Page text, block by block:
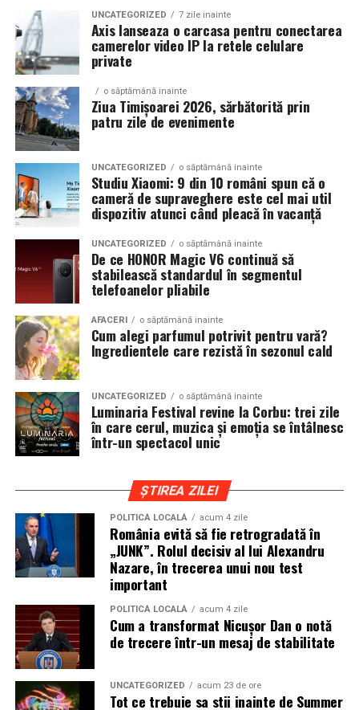
Echilibrul dintre estetica si utilizare reala
Un aspect specific evenimentelor auto din Cluj este
prezenta multor masini care nu sunt doar proiecte de
show, ci si vehicule utilizate zilnic. Proprietarii acestora
cauta solutii care sa le permita sa participe la
evenimente fara a sacrifica complet confortul sau
siguranta pe drumurile publice.
In acest context, anvelopele alese trebuie sa ofere un
echilibru intre aspect si functionalitate. Multi pasionati
opteaza pentru anvelope care arata bine la show, dar
care pot fi folosite si in conditii reale de trafic,
indiferent de vreme sau sezon.
De ce conteaza tipul de anvelopa la evenimentele din
Cluj
Clujul este un oras in care vremea poate fi imprevizibila,
iar drumurile din imprejurimi includ atat zone urbane,
cat si trasee montane sau colinare. O masina pregatita
de show trebuie sa ajunga la eveniment in siguranta si
fara probleme, indiferent de conditiile de drum.
Din acest motiv, tipul de anvelopa ales devine extrem de
important. Anvelopele care ofera aderenta constanta,
stabilitate si un aspect echilibrat sunt preferate de cei
care nu doresc sa transforme masina intr-un obiect
static. In acest sens, alegerea unoranvelope all season
175 65 r14 poate fi potrivita pentru multe proiecte
prezente la evenimentele locale, in special pentru
masinile compacte sau clasice.
Pozitia masinii si rolul anvelopelor
La un show auto, pozitia masinii este analizata atent.
Cat de jos sta masina, cum se aliniaza roata cu aripa si ce
impact vizual are ansamblul sunt detalii care pot face
UNCATEGORIZED 7 zile inainte
Axis lanseaza o carcasa pentru conectarea
camerelor video IP la retele celulare
private
o săptămână inainte
Ziua Timișoarei 2026, sărbătorită prin
patru zile de evenimente
UNCATEGORIZED o săptămână inainte
Studiu Xiaomi: 9 din 10 români spun că o
cameră de supraveghere este cel mai util
dispozitiv atunci când pleacă în vacanță
UNCATEGORIZED o săptămână inainte
De ce HONOR Magic V6 continuă să
stabilească standardul în segmentul
telefoanelor pliabile
AFACERI o săptămână inainte
Cum alegi parfumul potrivit pentru vară?
Ingredientele care rezistă în sezonul cald
UNCATEGORIZED o săptămână inainte
Luminaria Festival revine la Corbu: trei zile
în care cerul, muzica și emoția se întâlnesc
într-un spectacol unic
ȘTIREA ZILEI
POLITICĂ LOCALĂ acum 4 zile
România evită să fie retrogradată în
„JUNK”. Rolul decisiv al lui Alexandru
Nazare, în trecerea unui nou test
important
POLITICĂ LOCALĂ acum 4 zile
Cum a transformat Nicușor Dan o notă
de trecere într-un mesaj de stabilitate
UNCATEGORIZED acum 23 de ore
Tot ce trebuie sa stii inainte de Summer